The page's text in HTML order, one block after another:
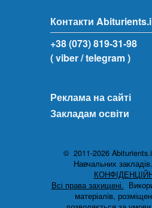
Контакти
+38 (073) 819-31-98
( viber/ telegram )
Реклама на сайті
Закладам освіти
© 2011-2026
Навчальних закладів.
Всі права захищені.
матеріалів,